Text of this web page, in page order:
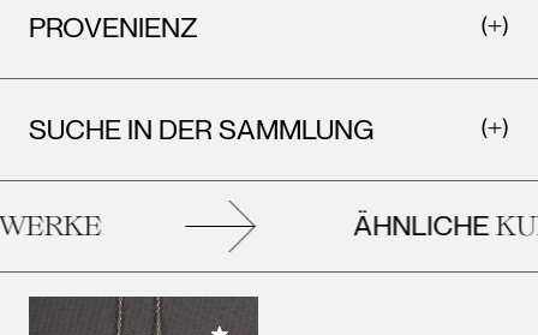
PROVENIENZ
SUCHE IN DER SAMMLUNG
ÄHNLICHE